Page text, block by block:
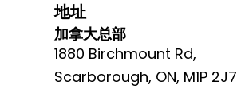
地址
加拿大总部
1880 Birchmount Rd,
Scarborough, ON, M1P 2J7